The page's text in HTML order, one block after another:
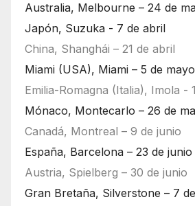
Australia, Melbourne – 24 de
Japón, Suzuka - 7 de abril
China, Shanghái – 21 de abril
Miami (USA), Miami – 5 de mayo
Emilia-Romagna (Italia), Imola -
Mónaco, Montecarlo – 26 de
Canadá, Montreal – 9 de junio
España, Barcelona – 23 de junio
Austria, Spielberg – 30 de junio
Gran Bretaña, Silverstone – 7